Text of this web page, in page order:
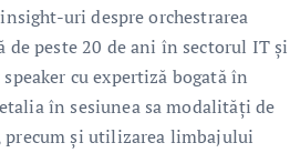
uri despre orchestrarea
peste 20 de ani în sectorul IT și
cu expertiză bogată în
în sesiunea sa modalități de
și utilizarea limbajului